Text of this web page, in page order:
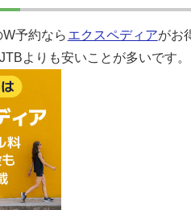
予約なら エクスペディアがお
よりも安いことが多いです。